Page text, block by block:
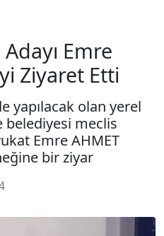
Emre
Ziyaret Etti
yapılacak olan yerel
meclis
Emre AHMET
bir ziyar